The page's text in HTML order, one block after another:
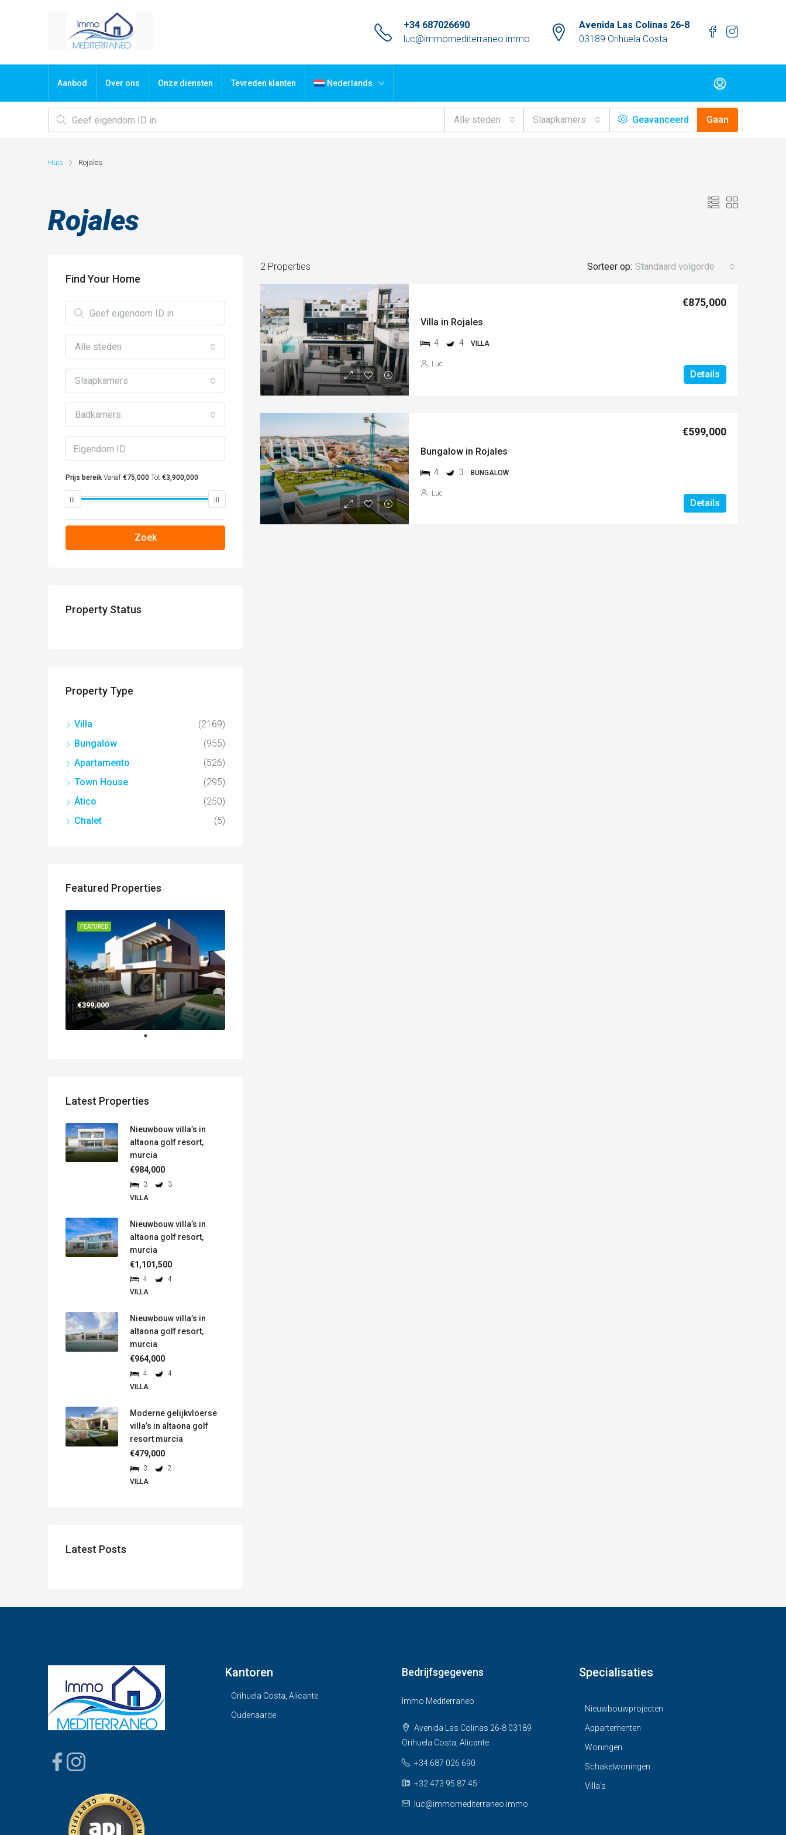
+34 687026690
luc@immomediterraneo.immo
Avenida Las Colinas 26-8
03189 Orihuela Costa
Aanbod Over ons Onze diensten Tevreden klanten Nederlands
Alle steden Slaapkamers Geavanceerd Gaan
Huis Rojales
Rojales
2 Properties Sorteer op: Standaard volgorde
Villa in Rojales
€875,000
4 4 VILLA
Details
Luc
Bungalow in Rojales
€599,000
4 3 BUNGALOW
Details
Luc
Find Your Home
Alle steden
Slaapkamers
Badkamers
Prijs bereik Vanaf €75,000 Tot €3,900,000
Zoek
Property Status
Property Type
Villa
(2169)
Bungalow
(955)
Apartamento
(526)
Town House
(295)
Ático
(250)
Chalet
(5)
Featured Properties
FEATURED
€399,000
Latest Properties
Nieuwbouw villa’s in
altaona golf resort,
murcia
€984,000
3
3
VILLA
Nieuwbouw villa’s in
altaona golf resort,
murcia
€1,101,500
4
4
VILLA
Nieuwbouw villa’s in
altaona golf resort,
murcia
€964,000
4
4
VILLA
Moderne gelijkvloerse
villa’s in altaona golf
resort murcia
€479,000
3
2
VILLA
Latest Posts
Kantoren
Orihuela Costa, Alicante
Oudenaarde
Bedrijfsgegevens
Immo Mediterraneo
Avenida Las Colinas 26-8 03189
Orihuela Costa, Alicante
+34 687 026 690
+32 473 95 87 45
luc@immomediterraneo.immo
Specialisaties
Nieuwbouwprojecten
Appartementen
Woningen
Schakelwoningen
Villa's